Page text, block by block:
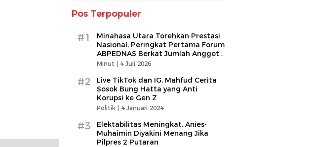
Pos Terpopuler
#1
Minahasa Utara Torehkan Prestasi
Nasional, Peringkat Pertama Forum
ABPEDNAS Berkat Jumlah Anggota
Terbanyak
Minut | 4 Juli 2026
#2
Live TikTok dan IG, Mahfud Cerita
Sosok Bung Hatta yang Anti
Korupsi ke Gen Z
Politik | 4 Januari 2024
#3
Elektabilitas Meningkat, Anies-
Muhaimin Diyakini Menang Jika
Pilpres 2 Putaran